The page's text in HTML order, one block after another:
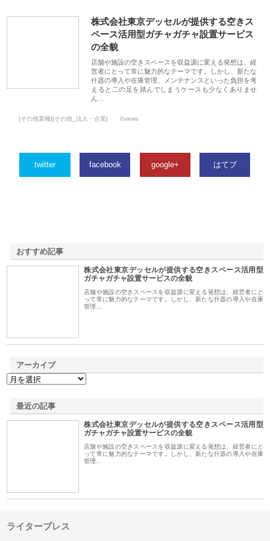
株式会社東京デッセルが提供する空きス
ペース活用型ガチャガチャ設置サービス
の全貌
店舗や施設の空きスペースを収益源に変える発想は、経
営者にとって常に魅力的なテーマです。しかし、新たな
什器の導入や在庫管理、メンテナンスといった負担を考
えると二の足を踏んでしまうケースも少なくありませ
ん…
[その他業種][その他_法人・企業] 0views
twitter facebook google+ はてブ
おすすめ記事
株式会社東京デッセルが提供する空きスペース活用型
ガチャガチャ設置サービスの全貌
店舗や施設の空きスペースを収益源に変える発想は、経営者にと
って常に魅力的なテーマです。しかし、新たな什器の導入や在庫
管理…
アーカイブ
最近の記事
株式会社東京デッセルが提供する空きスペース活用型
ガチャガチャ設置サービスの全貌
店舗や施設の空きスペースを収益源に変える発想は、経営者にと
って常に魅力的なテーマです。しかし、新たな什器の導入や在庫
管理…
ライタープレス